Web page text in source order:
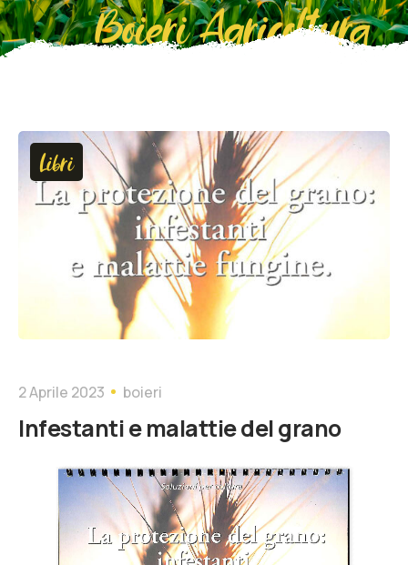
Boieri Agricoltura
Libri
2 Aprile 2023 boieri
Infestanti e malattie del grano